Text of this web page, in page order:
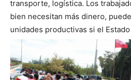
transporte, logística. Los
bien necesitan más dinero,
unidades productivas si el